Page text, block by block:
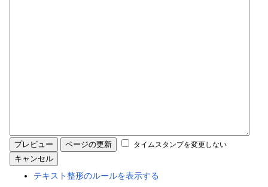
タイムスタンプを変更しない
テキスト整形のルールを表示する